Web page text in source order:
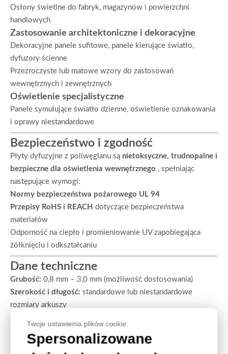
Osłony świetlne do fabryk, magazynów i powierzchni
handlowych
Zastosowanie architektoniczne i dekoracyjne
Dekoracyjne panele sufitowe, panele kierujące światło,
dyfuzory ścienne
Przezroczyste lub matowe wzory do zastosowań
wewnętrznych i zewnętrznych
Oświetlenie specjalistyczne
Panele symulujące światło dzienne, oświetlenie oznakowania
i oprawy niestandardowe
Bezpieczeństwo i zgodność
Płyty dyfuzyjne z poliwęglanu są nietoksyczne, trudnopalne i
bezpieczne dla oświetlenia wewnętrznego , spełniając
następujące wymogi:
Normy bezpieczeństwa pożarowego UL 94
Przepisy RoHS i REACH dotyczące bezpieczeństwa
materiałów
Odporność na ciepło i promieniowanie UV zapobiegająca
żółknięciu i odkształcaniu
Dane techniczne
Grubość: 0,8 mm – 3,0 mm (możliwość dostosowania)
Szerokość i długość: standardowe lub niestandardowe
rozmiary arkuszy
Wykończenie powierzchni:
Opcje kolorystyczne:
odcienie
Twoje ustawienia plików cookie.
Spersonalizowane